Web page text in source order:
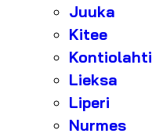
Juuka
Kitee
Kontiolahti
Lieksa
Liperi
Nurmes